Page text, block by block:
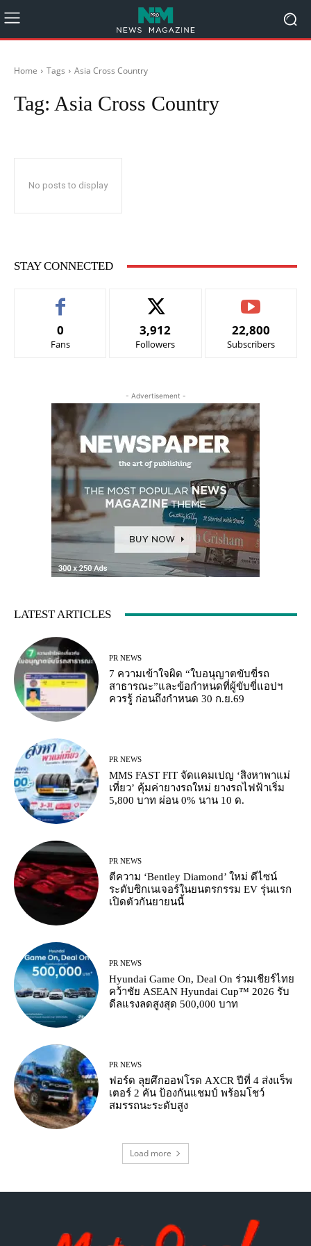
Home Tags Asia Cross Country
Tag: Asia Cross Country
No posts to display
STAY CONNECTED
0
Fans
3,912
Followers
22,800
Subscribers
- Advertisement -
LATEST ARTICLES
PR NEWS
7 ความเข้าใจผิด “ใบอนุญาตขับขี่รถ
สาธารณะ”และข้อกำหนดที่ผู้ขับขี่แอปฯ
ควรรู้ ก่อนถึงกำหนด 30 ก.ย.69
PR NEWS
MMS FAST FIT จัดแคมเปญ ‘สิงหาพาแม่
เที่ยว’ คุ้มค่ายางรถใหม่ ยางรถไฟฟ้าเริ่ม
5,800 บาท ผ่อน 0% นาน 10 ด.
PR NEWS
ตีความ ‘Bentley Diamond’ ใหม่ ดีไซน์
ระดับซิกเนเจอร์ในยนตรกรรม EV รุ่นแรก
เปิดตัวกันยายนนี้
PR NEWS
Hyundai Game On, Deal On ร่วมเชียร์ไทย
คว้าชัย ASEAN Hyundai Cup™ 2026 รับ
ดีลแรงลดสูงสุด 500,000 บาท
PR NEWS
ฟอร์ด ลุยศึกออฟโรด AXCR ปีที่ 4 ส่งแร็พ
เตอร์ 2 คัน ป้องกันแชมป์ พร้อมโชว์
สมรรถนะระดับสูง
Load more